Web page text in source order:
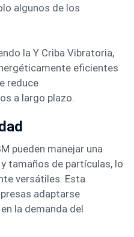
algunos de los
la Y Criba Vibratoria,
eficientes
reduce
a largo plazo.
pueden manejar una
tamaños de partículas, lo
versátiles. Esta
adaptarse
la demanda del